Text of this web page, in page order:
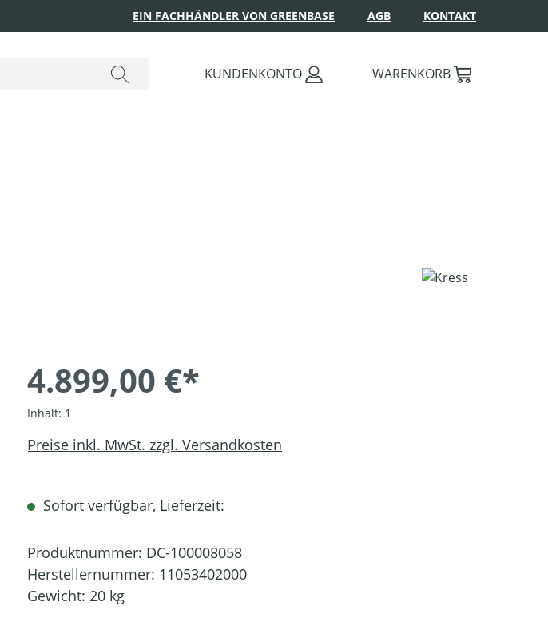
EIN FACHHÄNDLER VON GREENBASE AGB KONTAKT
KUNDENKONTO WARENKORB
4.899,00 €*
Inhalt: 1
Preise inkl. MwSt. zzgl. Versandkosten
Sofort verfügbar, Lieferzeit:
Produktnummer: DC-100008058
Herstellernummer: 11053402000
Gewicht: 20 kg